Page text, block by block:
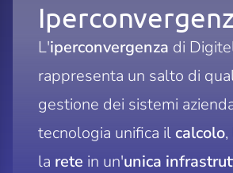
L'iperconvergenza di
rappresenta un salto di
gestione dei sistemi
tecnologia unifica il calcolo
la rete in un'unica